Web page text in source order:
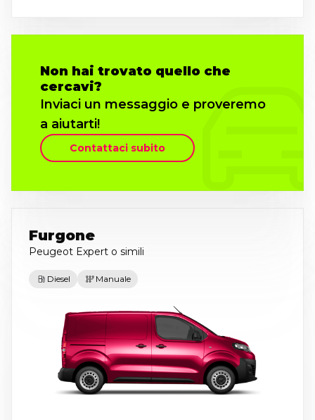
Non hai trovato quello che
cercavi?
Inviaci un messaggio e proveremo
a aiutarti!
Contattaci subito
Furgone
Peugeot Expert o simili
Diesel Manuale